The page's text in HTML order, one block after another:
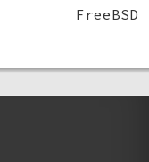
FreeBSD